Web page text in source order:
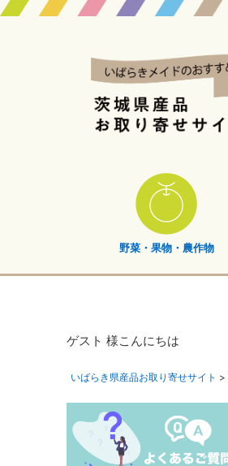
野菜・果物・農作物
ゲスト 様こんにちは
いばらき県産品お取り寄せサイト